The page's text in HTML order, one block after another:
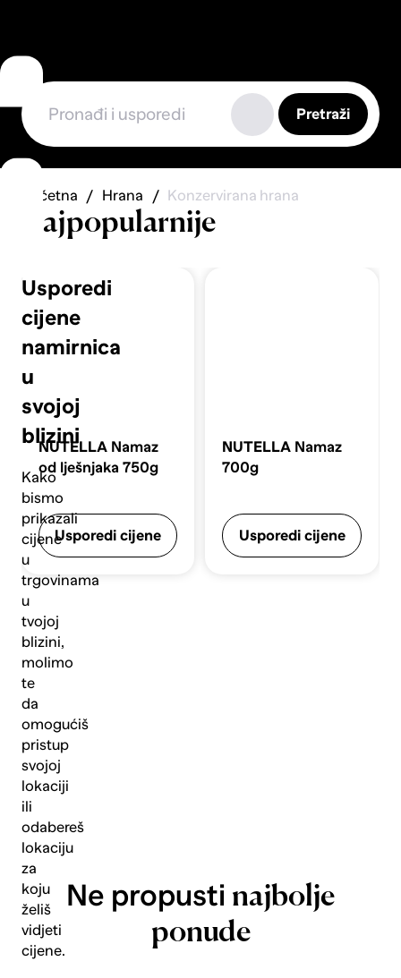
Usporedi
cijene
namirnica
u
svojoj
blizini
Kako
bismo
prikazali
cijene
u
trgovinama
u
tvojoj
blizini,
molimo
te
da
omogućiš
pristup
svojoj
lokaciji
ili
odabereš
lokaciju
za
koju
želiš
vidjeti
cijene.
Pretraži
Početna Hrana Konzervirana hrana
Najpopularnije
NUTELLA Namaz
od lješnjaka 750g
Usporedi cijene
NUTELLA Namaz
700g
Usporedi cijene
Ne propusti najbolje
ponude